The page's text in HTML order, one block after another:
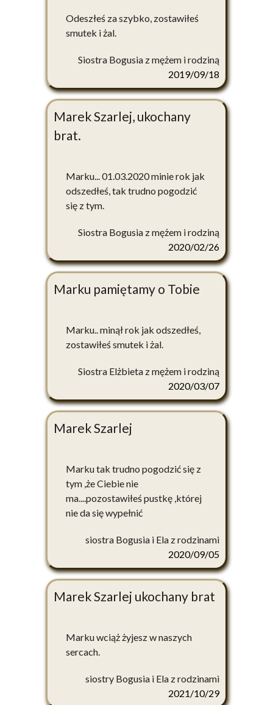
Odeszłeś za szybko, zostawiłeś
smutek i żal.
Siostra Bogusia z mężem i rodziną
2019/09/18
Marek Szarlej, ukochany
brat.
Marku... 01.03.2020 minie rok jak
odszedłeś, tak trudno pogodzić
się z tym.
Siostra Bogusia z mężem i rodziną
2020/02/26
Marku pamiętamy o Tobie
Marku.. minął rok jak odszedłeś,
zostawiłeś smutek i żal.
Siostra Elżbieta z mężem i rodziną
2020/03/07
Marek Szarlej
Marku tak trudno pogodzić się z
tym ,że Ciebie nie
ma....pozostawiłeś pustkę ,której
nie da się wypełnić
siostra Bogusia i Ela z rodzinami
2020/09/05
Marek Szarlej ukochany brat
Marku wciąż żyjesz w naszych
sercach.
siostry Bogusia i Ela z rodzinami
2021/10/29